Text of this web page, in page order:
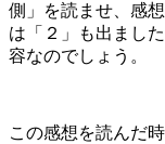
側」を読ませ、感
は「２」も出まし
容なのでしょう。
この感想を読んだ